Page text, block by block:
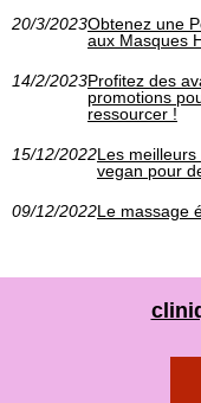
20/3/2023Obtenez une
aux Masques
14/2/2023Profitez des
promotions
ressourcer !
15/12/2022Les
vegan pour
09/12/2022Le massage